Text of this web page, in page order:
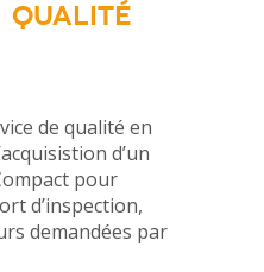
QUALITÉ
de qualité en
d’un
pour
d’inspection,
demandées par